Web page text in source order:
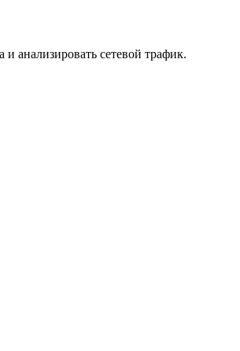
анализировать сетевой трафик.